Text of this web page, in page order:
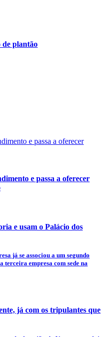
de plantão
e passa a oferecer
e usam o Palácio dos
já se associou a um segundo
terceira empresa com sede na
já com os tripulantes que